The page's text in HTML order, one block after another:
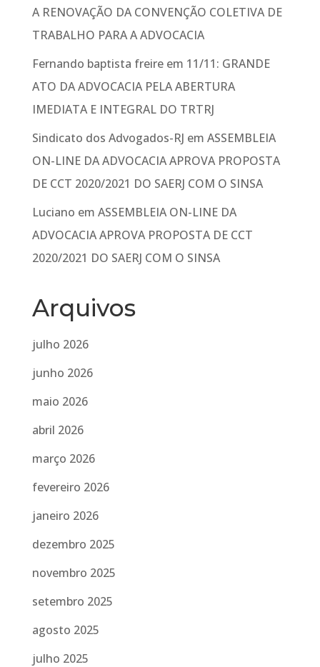
A RENOVAÇÃO DA CONVENÇÃO COLETIVA DE
TRABALHO PARA A ADVOCACIA
Fernando baptista freireem 11/11: GRANDE
ATO DA ADVOCACIA PELA ABERTURA
IMEDIATA E INTEGRAL DO TRTRJ
Sindicato dos Advogados-RJ em ASSEMBLEIA
ON-LINE DA ADVOCACIA APROVA PROPOSTA
DE CCT 2020/2021 DO SAERJ COM O SINSA
Luciano em ASSEMBLEIA ON-LINE DA
ADVOCACIA APROVA PROPOSTA DE CCT
2020/2021 DO SAERJ COM O SINSA
Arquivos
julho 2026
junho 2026
maio 2026
abril 2026
março 2026
fevereiro 2026
janeiro 2026
dezembro 2025
novembro 2025
setembro 2025
agosto 2025
julho 2025